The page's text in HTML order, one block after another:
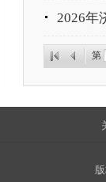
2026年
第